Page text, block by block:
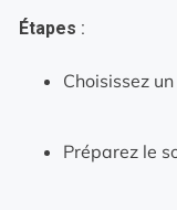
Étapes :
Choisissez
Préparez le